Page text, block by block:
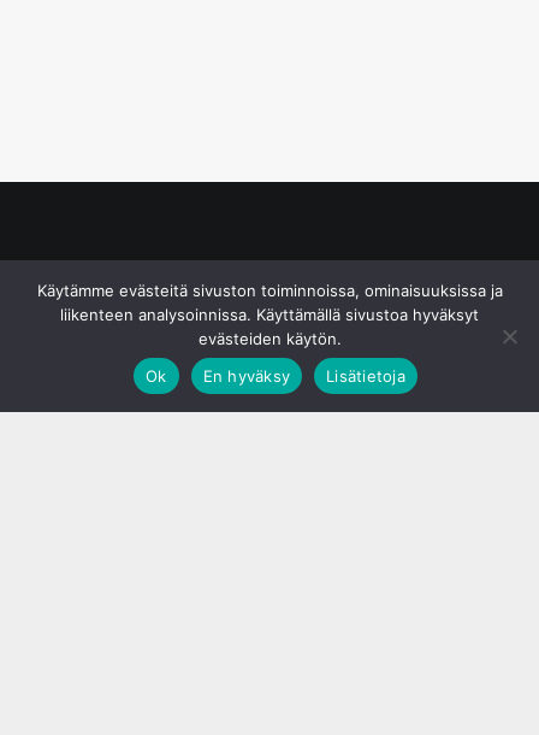
Käytämme evästeitä sivuston toiminnoissa, ominaisuuksissa ja
liikenteen analysoinnissa. Käyttämällä sivustoa hyväksyt
evästeiden käytön.
Ok
En hyväksy Lisätietoja